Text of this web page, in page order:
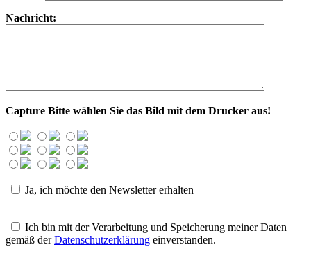
Nachricht:
Capture Bitte wählen Sie das Bild mit dem Drucker aus!
Ja, ich möchte den Newsletter erhalten
Ich bin mit der Verarbeitung und Speicherung meiner Daten
gemäß derDatenschutzerklärung einverstanden.